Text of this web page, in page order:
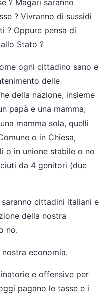
? Magari saranno
? Vivranno di sussidi
? Oppure pensa di
Stato ?
ogni cittadino sano e
delle
della nazione, insieme
papà e una mamma,
mamma sola, quelli
o in Chiesa,
o in unione stabile o no
da 4 genitori (due
cittadini italiani e
della nostra
no.
economia.
e offensive per
pagano le tasse e i